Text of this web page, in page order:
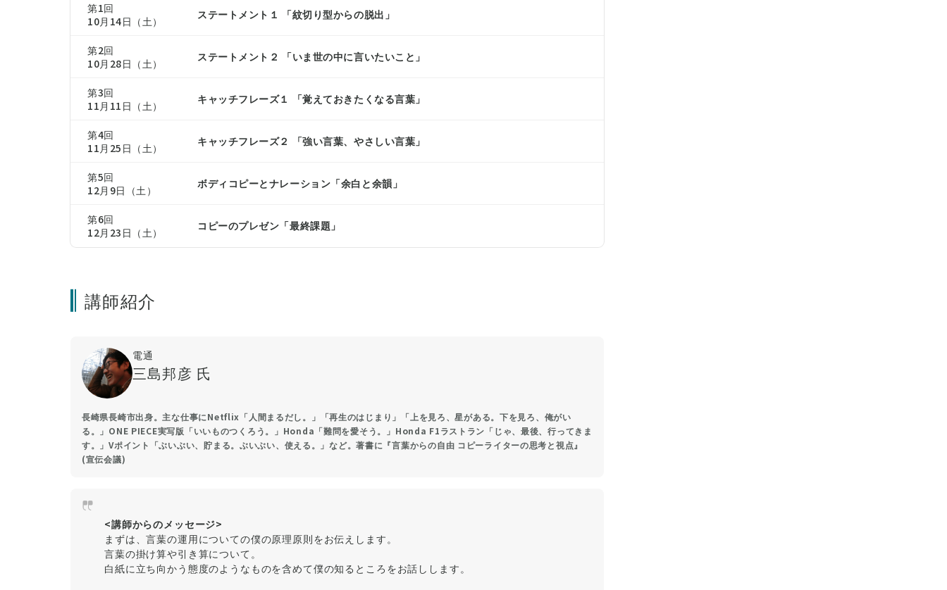
第1回
10月14日（土）
ステートメント１ 「紋切り型からの脱出」
第2回
10月28日（土）
ステートメント２ 「いま世の中に言いたいこと」
第3回
11月11日（土）
キャッチフレーズ１ 「覚えておきたくなる言葉」
第4回
11月25日（土）
キャッチフレーズ２ 「強い言葉、やさしい言葉」
第5回
12月9日（土）
ボディコピーとナレーション「余白と余韻」
第6回
12月23日（土）
コピーのプレゼン「最終課題」
講師紹介
電通
三島邦彦 氏
長崎県長崎市出身。主な仕事にNetflix「人間まるだし。」「再生のはじまり」「上を見ろ、星がある。下を見ろ、俺がい
る。」ONE PIECE実写版「いいものつくろう。」Honda「難問を愛そう。」Honda F1ラストラン「じゃ、最後、行ってきま
す。」Vポイント「ぶいぶい、貯まる。ぶいぶい、使える。」など。著書に『言葉からの自由 コピーライターの思考と視点』
(宣伝会議)
<講師からのメッセージ>
まずは、言葉の運用についての僕の原理原則をお伝えします。
言葉の掛け算や引き算について。
白紙に立ち向かう態度のようなものを含めて僕の知るところをお話しします。